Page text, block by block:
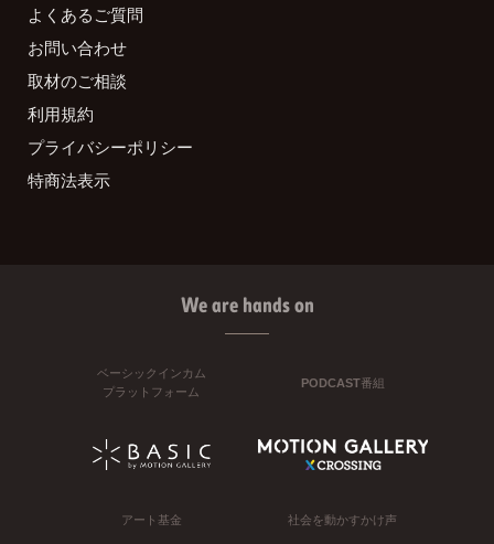
よくあるご質問
お問い合わせ
取材のご相談
利用規約
プライバシーポリシー
特商法表示
We are hands on
ベーシックインカム
プラットフォーム
PODCAST番組
アート基金 社会を動かすかけ声